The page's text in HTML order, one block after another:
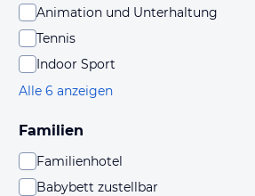
Animation und Unterhaltung
Tennis
Indoor Sport
Alle 6 anzeigen
Familien
Familienhotel
Babybett zustellbar